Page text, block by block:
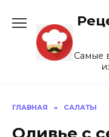
содержанию
Самые
ГЛАВНАЯ » САЛАТЫ